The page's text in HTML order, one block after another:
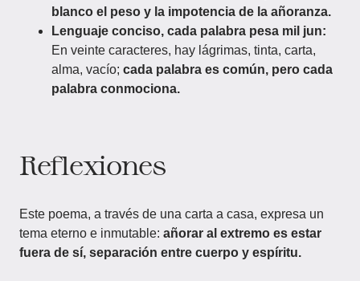
blanco el peso y la impotencia de la añoranza.
Lenguaje conciso, cada palabra pesa mil jun:
En veinte caracteres, hay lágrimas, tinta, carta,
alma, vacío; cada palabra es común, pero cada
palabra conmociona.
Reflexiones
Este poema, a través de una carta a casa, expresa un
tema eterno e inmutable: añorar al extremo es estar
fuera de sí, separación entre cuerpo y espíritu.